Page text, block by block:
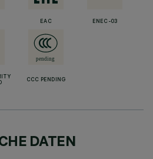
EAC ENEC-03
CCC PENDING
DATEN